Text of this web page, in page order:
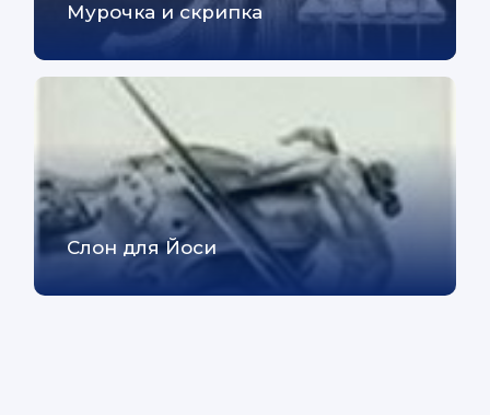
Мурочка и скрипка
Слон для Йоси